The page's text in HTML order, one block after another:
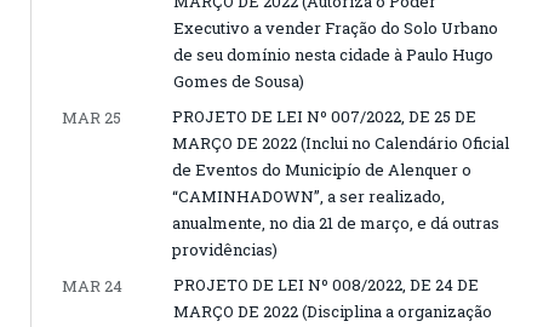
Executivo a vender Fração do Solo Urbano
de seu domínio nesta cidade à Paulo Hugo
Gomes de Sousa)
MAR 25
PROJETO DE LEI Nº 007/2022, DE 25 DE
MARÇO DE 2022 (Inclui no Calendário Oficial
de Eventos do Municipío de Alenquer o
“CAMINHADOWN”, a ser realizado,
anualmente, no dia 21 de março, e dá outras
providências)
MAR 24
PROJETO DE LEI Nº 008/2022, DE 24 DE
MARÇO DE 2022 (Disciplina a organização